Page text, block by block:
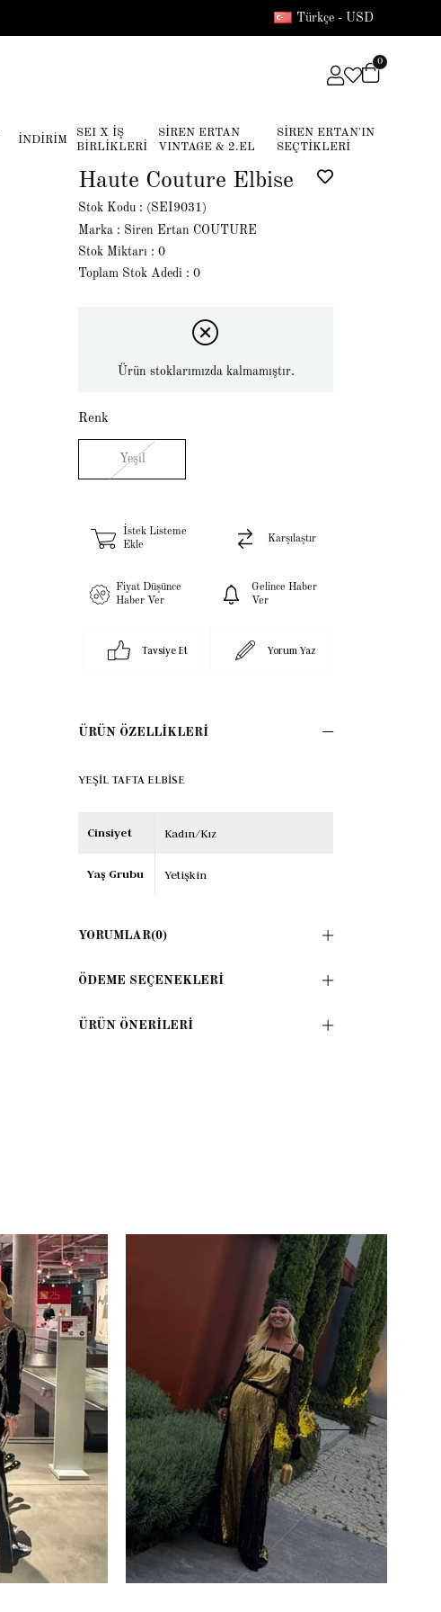
Türkçe - USD
0
İNDİRİM
SEI X İŞ
BİRLİKLERİ
SİREN ERTAN
VINTAGE & 2.EL
SİREN ERTAN'IN
SEÇTİKLERİ
Haute Couture Elbise
Stok Kodu
(SEI9031)
Marka : Siren Ertan COUTURE
Stok Miktarı : 0
Toplam Stok Adedi : 0
Ürün stoklarımızda kalmamıştır.
Renk
Yeşil
İstek Listeme
Ekle
Karşılaştır
Fiyat Düşünce
Haber Ver
Gelince Haber
Ver
Tavsiye Et Yorum Yaz
ÜRÜN ÖZELLIKLERI
YEŞİL TAFTA ELBİSE
Cinsiyet Kadın/Kız
Yaş Grubu Yetişkin
YORUMLAR(0)
ÖDEME SEÇENEKLERI
ÜRÜN ÖNERILERI